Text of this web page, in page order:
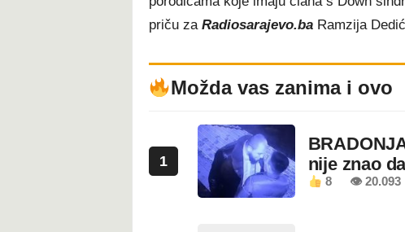
priču za Radiosarajevo.baRamzija
Možda vas zanima i ovo
1
nije znao
8 👁 20.093